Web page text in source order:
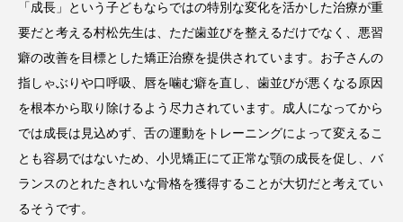
「成長」という子どもならではの特別な変化を活かした治療が重
要だと考える村松先生は、ただ歯並びを整えるだけでなく、悪習
癖の改善を目標とした矯正治療を提供されています。お子さんの
指しゃぶりや口呼吸、唇を噛む癖を直し、歯並びが悪くなる原因
を根本から取り除けるよう尽力されています。成人になってから
では成長は見込めず、舌の運動をトレーニングによって変えるこ
とも容易ではないため、小児矯正にて正常な顎の成長を促し、バ
ランスのとれたきれいな骨格を獲得することが大切だと考えてい
るそうです。